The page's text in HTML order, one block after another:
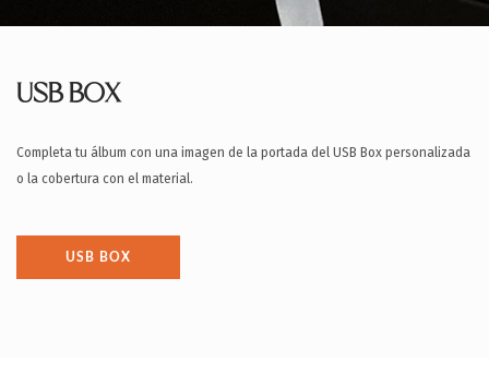
USB BOX
Completa tu álbum con una imagen de la portada del USB Box personalizada
o la cobertura con el material.
USB BOX